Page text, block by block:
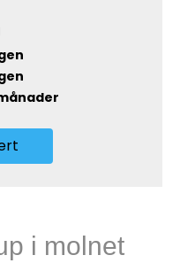
i molnet